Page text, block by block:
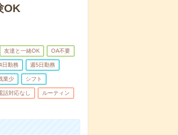
OK
友達と一緒OK OA不要
日勤務 週5日勤務
業少 シフト
話対応なし ルーティン